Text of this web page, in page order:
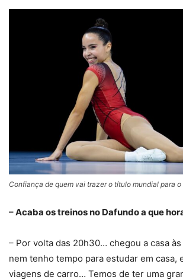
Confiança de quem vai trazer o título mundial para o
– Acaba os treinos no Dafundo a que
– Por volta das 20h30… chegou a casa
nem tenho tempo para estudar em casa,
viagens de carro… Temos de ter uma